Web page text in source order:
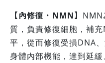
【內修復．NMN】 NMN
質，負責修復細胞，補
平，從而修復受損DNA
身體內部機能，達到延緩